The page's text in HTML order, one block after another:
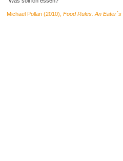
Michael Pollan (2010), Food Rules. An Eater´s